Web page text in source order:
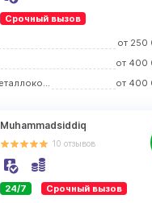
Срочный вызов
от 250
от 400
Изготовление металлоконструкций
от 400
Muhammadsiddiq
10 отзывов
24/7 Срочный вызов